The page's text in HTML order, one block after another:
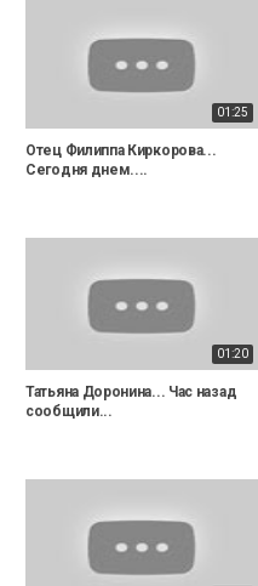
01:25
Отец Филиппа Киркорова...
Сегодня днем....
01:20
Татьяна Доронина... Час назад
сообщили...